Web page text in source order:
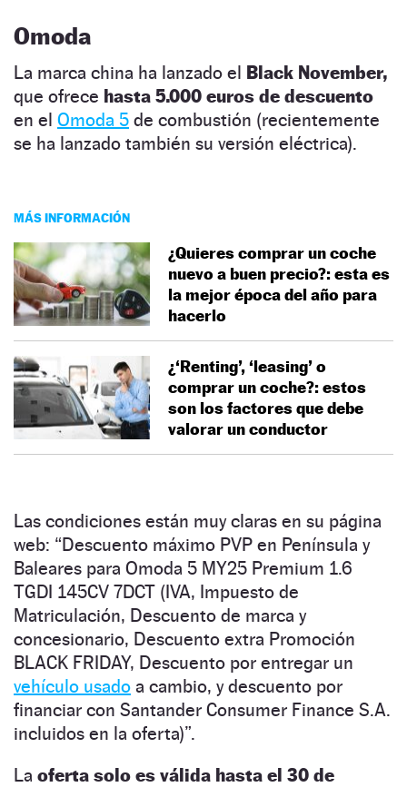
Omoda
La marca china ha lanzado el Black November,
que ofrece hasta 5.000 euros de descuento
en el Omoda 5 de combustión (recientemente
se ha lanzado también su versión eléctrica).
MÁS INFORMACIÓN
¿Quieres comprar un coche
nuevo a buen precio?: esta es
la mejor época del año para
hacerlo
¿‘Renting’, ‘leasing’ o
comprar un coche?: estos
son los factores que debe
valorar un conductor
Las condiciones están muy claras en su página
web: “Descuento máximo PVP en Península y
Baleares para Omoda 5 MY25 Premium 1.6
TGDI 145CV 7DCT (IVA, Impuesto de
Matriculación, Descuento de marca y
concesionario, Descuento extra Promoción
BLACK FRIDAY, Descuento por entregar un
vehículo usado a cambio, y descuento por
financiar con Santander Consumer Finance S.A.
incluidos en la oferta)”.
La oferta solo es válida hasta el 30 de